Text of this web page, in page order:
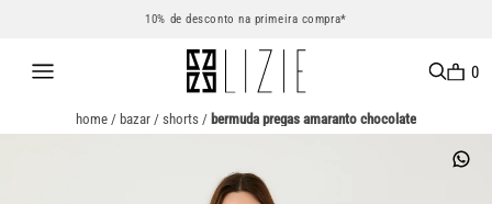
10% de desconto na primeira compra*
0
home / bazar / shorts / bermuda pregas amaranto chocolate